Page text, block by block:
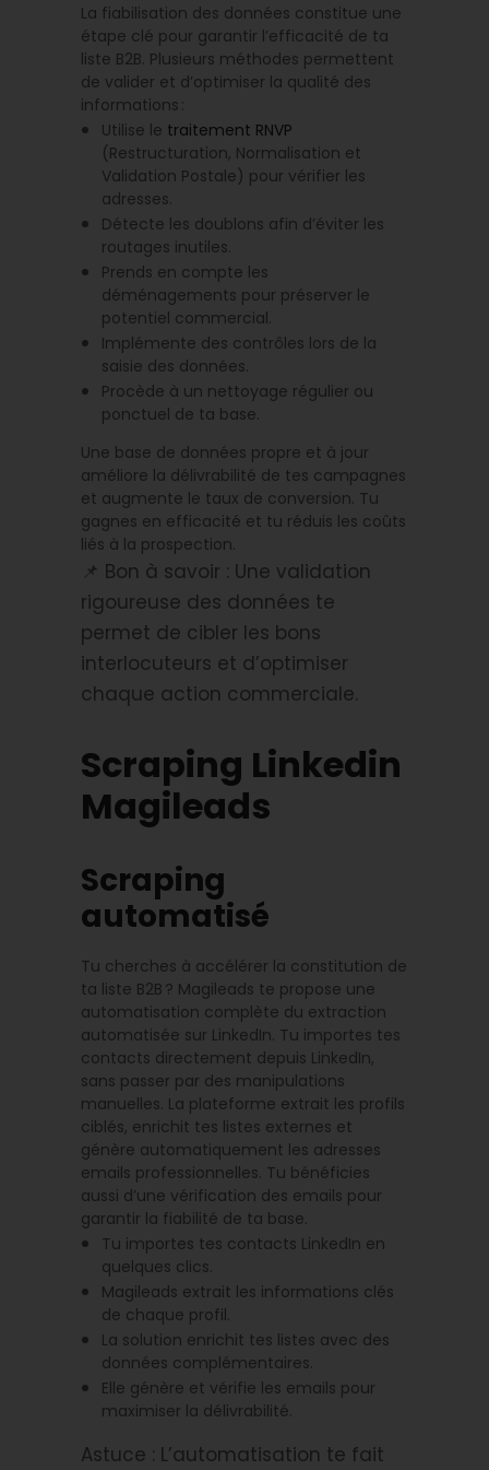
La fiabilisation des données constitue une
étape clé pour garantir l’efficacité de ta
liste B2B. Plusieurs méthodes permettent
de valider et d’optimiser la qualité des
informations :
Utilise le traitement RNVP
(Restructuration, Normalisation et
Validation Postale) pour vérifier les
adresses.
Détecte les doublons afin d’éviter les
routages inutiles.
Prends en compte les
déménagements pour préserver le
potentiel commercial.
Implémente des contrôles lors de la
saisie des données.
Procède à un nettoyage régulier ou
ponctuel de ta base.
Une base de données propre et à jour
améliore la délivrabilité de tes campagnes
et augmente le taux de conversion. Tu
gagnes en efficacité et tu réduis les coûts
liés à la prospection.
📌 Bon à savoir : Une validation
rigoureuse des données te
permet de cibler les bons
interlocuteurs et d’optimiser
chaque action commerciale.
Scraping Linkedin
Magileads
Scraping
automatisé
Tu cherches à accélérer la constitution de
ta liste B2B ? Magileads te propose une
automatisation complète du extraction
automatisée sur LinkedIn. Tu importes tes
contacts directement depuis LinkedIn,
sans passer par des manipulations
manuelles. La plateforme extrait les profils
ciblés, enrichit tes listes externes et
génère automatiquement les adresses
emails professionnelles. Tu bénéficies
aussi d’une vérification des emails pour
garantir la fiabilité de ta base.
Tu importes tes contacts LinkedIn en
quelques clics.
Magileads extrait les informations clés
de chaque profil.
La solution enrichit tes listes avec des
données complémentaires.
Elle génère et vérifie les emails pour
maximiser la délivrabilité.
Astuce : L’automatisation te fait